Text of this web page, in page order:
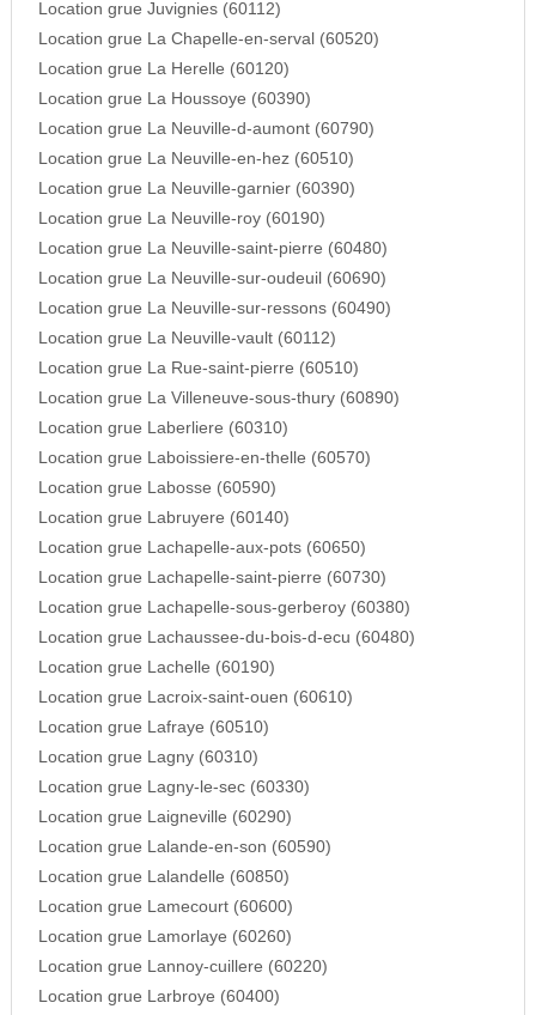
Location grue Juvignies (60112)
Location grue La Chapelle-en-serval (60520)
Location grue La Herelle (60120)
Location grue La Houssoye (60390)
Location grue La Neuville-d-aumont (60790)
Location grue La Neuville-en-hez (60510)
Location grue La Neuville-garnier (60390)
Location grue La Neuville-roy (60190)
Location grue La Neuville-saint-pierre (60480)
Location grue La Neuville-sur-oudeuil (60690)
Location grue La Neuville-sur-ressons (60490)
Location grue La Neuville-vault (60112)
Location grue La Rue-saint-pierre (60510)
Location grue La Villeneuve-sous-thury (60890)
Location grue Laberliere (60310)
Location grue Laboissiere-en-thelle (60570)
Location grue Labosse (60590)
Location grue Labruyere (60140)
Location grue Lachapelle-aux-pots (60650)
Location grue Lachapelle-saint-pierre (60730)
Location grue Lachapelle-sous-gerberoy (60380)
Location grue Lachaussee-du-bois-d-ecu (60480)
Location grue Lachelle (60190)
Location grue Lacroix-saint-ouen (60610)
Location grue Lafraye (60510)
Location grue Lagny (60310)
Location grue Lagny-le-sec (60330)
Location grue Laigneville (60290)
Location grue Lalande-en-son (60590)
Location grue Lalandelle (60850)
Location grue Lamecourt (60600)
Location grue Lamorlaye (60260)
Location grue Lannoy-cuillere (60220)
Location grue Larbroye (60400)